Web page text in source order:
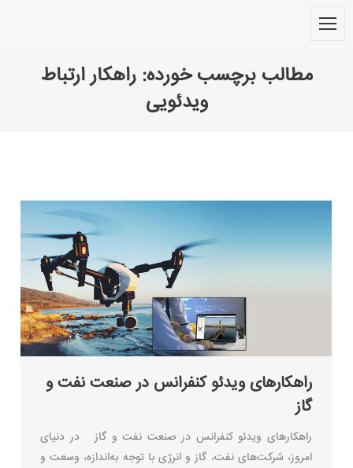
مطالب برچسب خورده:راهکار ارتباط
ویدئویی
راهکارهای ویدئو کنفرانس در صنعت نفت و
گاز
راهکارهای ویدئو کنفرانس در صنعت نفت و گاز در دنیای
امروز، شرکت‌های نفت، گاز و انرژی با توجه به‌اندازه، وسعت و